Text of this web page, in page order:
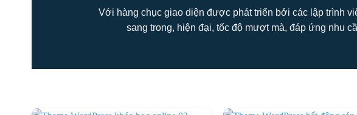
Với hàng chục giao diện được phát triển bởi các lập trình
sang trong, hiện đại, tốc độ mượt mà, đáp ứng nhu